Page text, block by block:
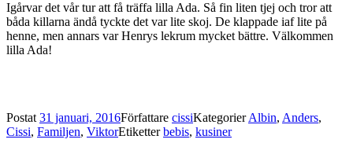
Igårvar det vår tur att få träffa lilla Ada. Så fin liten tjej och tror att
båda killarna ändå tyckte det var lite skoj. De klappade iaf lite på
henne, men annars var Henrys lekrum mycket bättre. Välkommen
lilla Ada!
Postat31 januari, 2016Författare cissiKategorierAlbin, Anders,
Cissi, Familjen, ViktorEtiketterbebis, kusiner